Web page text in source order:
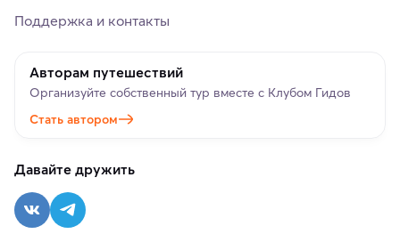
Поддержка и контакты
Авторам путешествий
Организуйте собственный тур вместе с Клубом Гидов
Стать автором
Давайте дружить